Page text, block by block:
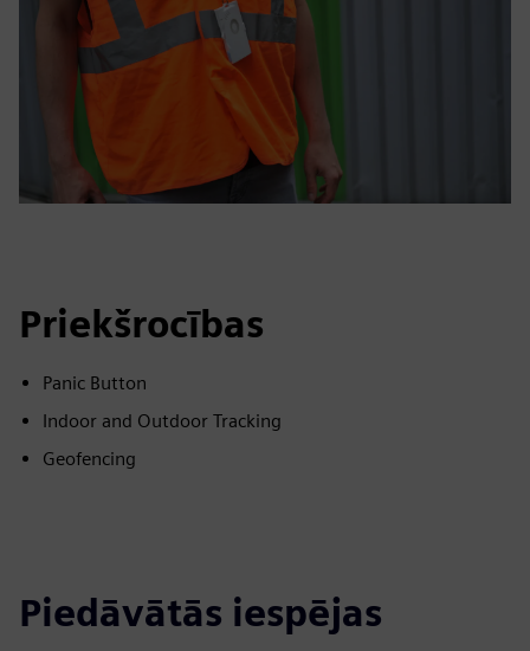
Priekšrocības
Panic Button
Indoor and Outdoor Tracking
Geofencing
Piedāvātās iespējas